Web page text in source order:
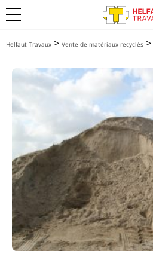
Helfaut Travaux > Vente de matériaux recyclés >